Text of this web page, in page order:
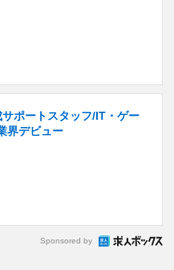
ポートスタッフ/IT・ゲー
界デビュー
Sponsored by